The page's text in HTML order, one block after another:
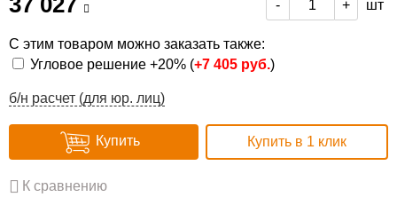
- + шт
С этим товаром можно заказать также:
Угловое решение +20% (+7 405 руб.)
б/н расчет (для юр. лиц)
Купить Купить в 1 клик
К сравнению